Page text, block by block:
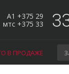
A1 +375 29
мтс +375 33
В ПРОДАЖЕ